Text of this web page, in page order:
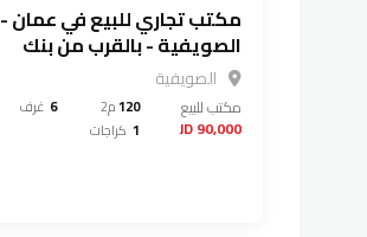
مكتب تجاري للبيع في عمان -
الصويفية - بالقرب من بنك
القاهرة عمان من المالك
مباشرة
الصويفية
مكتبللبيع
90,000 JD
120م2 6 غرف
1 كراجات